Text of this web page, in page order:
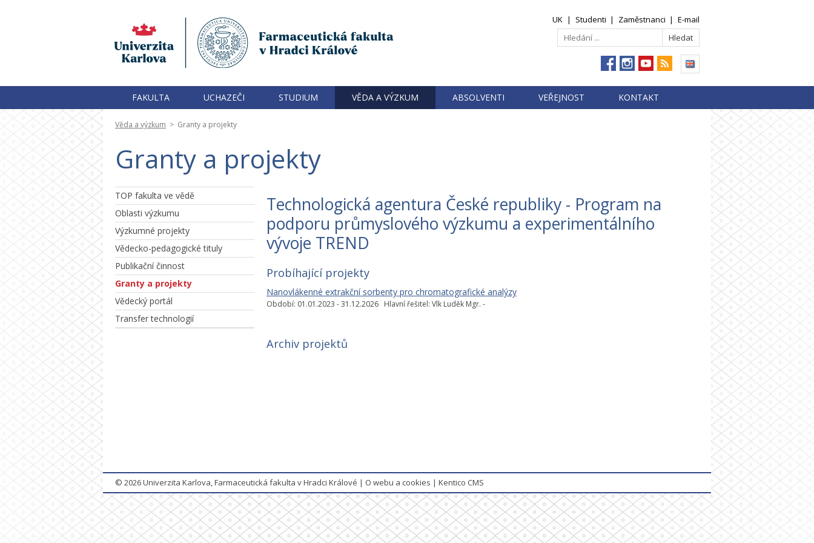
UK | Studenti | Zaměstnanci | E-mail
FAKULTA UCHAZEČI STUDIUM VĚDA A VÝZKUM ABSOLVENTI VEŘEJNOST KONTAKT
Věda a výzkum > Granty a projekty
Granty a projekty
TOP fakulta ve vědě
Oblasti výzkumu
Výzkumné projekty
Vědecko-pedagogické tituly
Publikační činnost
Granty a projekty
Vědecký portál
Transfer technologií
Technologická agentura České republiky - Program na
podporu průmyslového výzkumu a experimentálního
vývoje TREND
Probíhající projekty
Nanovlákenné extrakční sorbenty pro chromatografické analýzy
Období: 01.01.2023 - 31.12.2026 Hlavní řešitel: Vlk Luděk Mgr. -
Archiv projektů
© 2026Univerzita Karlova, Farmaceutická fakulta v Hradci Králové | O webu a cookies | Kentico CMS